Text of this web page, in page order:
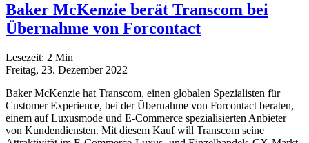
Baker McKenzie berät Transcom bei
Übernahme von Forcontact
Lesezeit: 2 Min
Freitag, 23. Dezember 2022
Baker McKenzie hat Transcom, einen globalen Spezialisten für
Customer Experience, bei der Übernahme von Forcontact beraten,
einem auf Luxusmode und E-Commerce spezialisierten Anbieter
von Kundendiensten. Mit diesem Kauf will Transcom seine